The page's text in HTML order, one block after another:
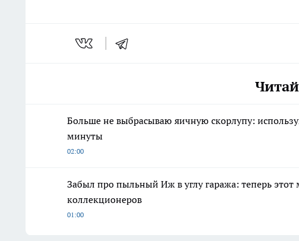
Больше не выбрасываю яичную скорлупу:
минуты
02:00
Забыл про пыльный Иж в углу гаража: теперь
коллекционеров
01:00